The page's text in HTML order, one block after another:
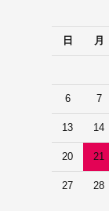
日
月
6 7
13 14
20 21
27 28